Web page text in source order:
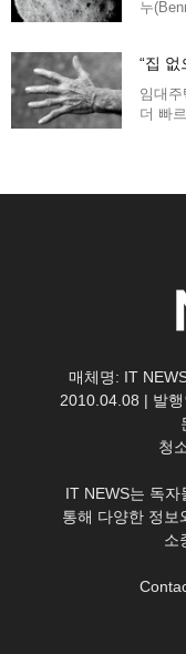
누
“집
임대
더 빠
매체명: IT
2010.04.08 | 발
청
IT NEWS는 독
통해 다양한 정보
소